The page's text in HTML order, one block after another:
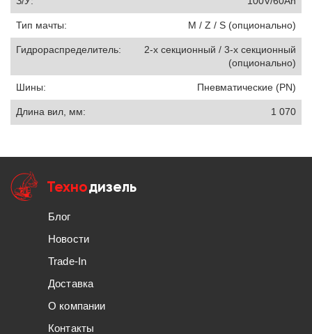
Тип мачты: M / Z / S (опционально)
Гидрораспределитель:
2-х секционный / 3-х секционный
(опционально)
Шины: Пневматические (PN)
Длина вил, мм: 1 070
Технодизель
Блог
Новости
Trade-In
Доставка
О компании
Контакты